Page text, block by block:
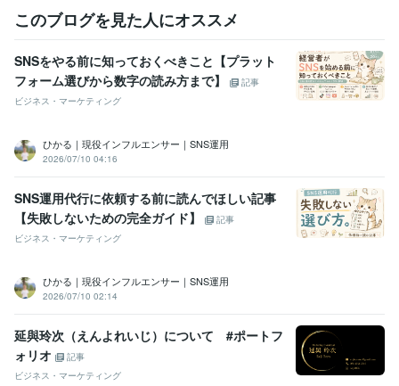
明海大学 2001年3月 ~ 2005年2月
語学力
中国語
ビジネスレベル
英語
日常会話レベル
このブログを見た人にオススメ
SNSをやる前に知っておくべきこと【プラット
フォーム選びから数字の読み方まで】
記事
ビジネス・マーケティング
ひかる｜現役インフルエンサー｜SNS運用
2026/07/10 04:16
SNS運用代行に依頼する前に読んでほしい記事
【失敗しないための完全ガイド】
記事
ビジネス・マーケティング
ひかる｜現役インフルエンサー｜SNS運用
2026/07/10 02:14
延與玲次（えんよれいじ）について #ポートフ
ォリオ
記事
ビジネス・マーケティング